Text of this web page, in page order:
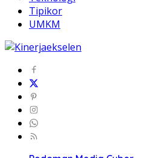
Tipikor
UMKM